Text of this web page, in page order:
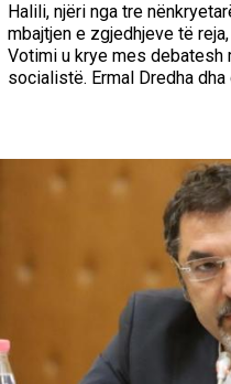
Halili, njëri nga tre
mbajtjen e zgjedhjeve të
Votimi u krye mes
socialistë. Ermal Dredha